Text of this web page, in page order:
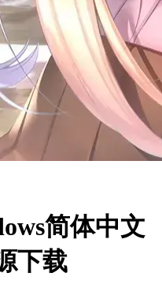
简体中文
下载